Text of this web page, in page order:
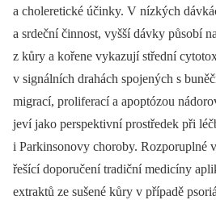
a choleretické účinky. V nízkých
a srdeční činnost, vyšší dávky působí
z kůry a kořene vykazují střední
v signálních drahách spojených s
migrací, proliferací a apoptózou
jeví jako perspektivní prostředek při
i Parkinsonovy choroby. Rozporuplné
řešící doporučení tradiční medicíny
extraktů ze sušené kůry v případě